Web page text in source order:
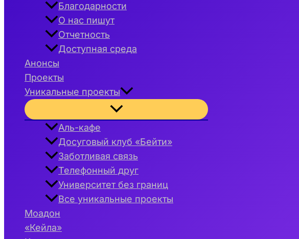
Благодарности
О нас пишут
Отчетность
Доступная среда
Анонсы
Проекты
Уникальные проекты
Переключатель
меню
Аль-кафе
Досуговый клуб «Бейти»
Заботливая связь
Телефонный друг
Университет без границ
Все уникальные проекты
Моадон
«Кейла»